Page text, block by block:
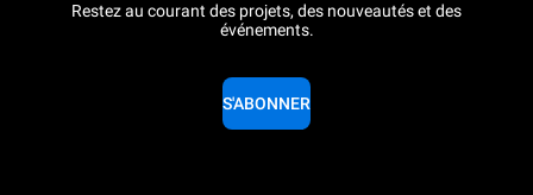
Restez au courant des projets, des nouveautés et des
événements.
S'ABONNER